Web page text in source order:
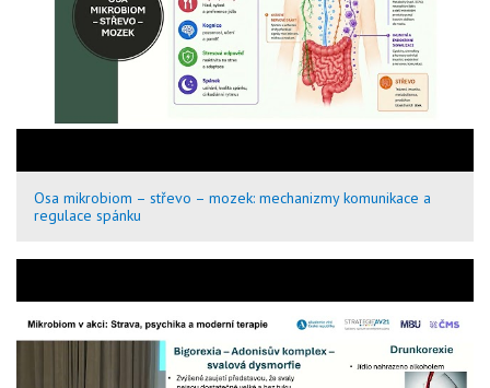
Osa mikrobiom – střevo – mozek: mechanizmy komunikace a
regulace spánku